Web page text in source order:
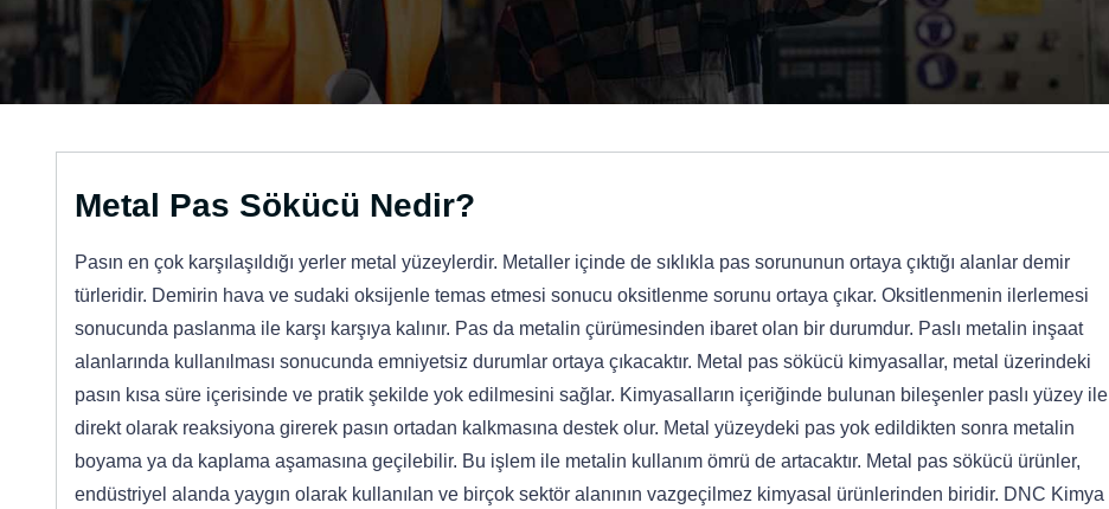
Metal Pas Sökücü Nedir?
Pasın en çok karşılaşıldığı yerler metal yüzeylerdir. Metaller içinde de sıklıkla pas sorununun ortaya çıktığı alanlar demir
türleridir. Demirin hava ve sudaki oksijenle temas etmesi sonucu oksitlenme sorunu ortaya çıkar. Oksitlenmenin ilerlemesi
sonucunda paslanma ile karşı karşıya kalınır. Pas da metalin çürümesinden ibaret olan bir durumdur. Paslı metalin inşaat
alanlarında kullanılması sonucunda emniyetsiz durumlar ortaya çıkacaktır. Metal pas sökücü kimyasallar, metal üzerindeki
pasın kısa süre içerisinde ve pratik şekilde yok edilmesini sağlar. Kimyasalların içeriğinde bulunan bileşenler paslı yüzey ile
direkt olarak reaksiyona girerek pasın ortadan kalkmasına destek olur. Metal yüzeydeki pas yok edildikten sonra metalin
boyama ya da kaplama aşamasına geçilebilir. Bu işlem ile metalin kullanım ömrü de artacaktır. Metal pas sökücü ürünler,
endüstriyel alanda yaygın olarak kullanılan ve birçok sektör alanının vazgeçilmez kimyasal ürünlerinden biridir. DNC Kimya